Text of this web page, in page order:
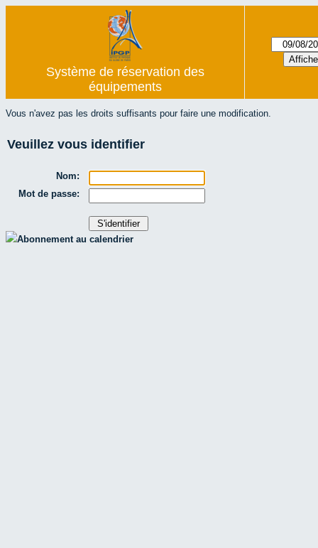
Système de réservation des
équipements
Vous n'avez pas les droits suffisants pour faire une modification.
Veuillez vous identifier
Nom:
Mot de passe:
Abonnement au calendrier